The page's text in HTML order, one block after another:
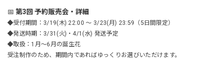
📅 第3回 予約販売会・詳細
◆受付期間：3/19(木) 22:00 〜 3/23(月) 23:59（5日間限定）
◆発送時期：3/31(火)・4/1(水) 発送予定
◆取扱：1月〜6月の誕生花
受注制作のため、期間内であればゆっくりお選びいただけます。